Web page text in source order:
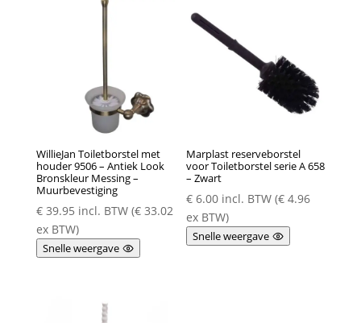
WillieJan Toiletborstel met
houder 9506 – Antiek Look
Bronskleur Messing –
Muurbevestiging
€39.95 incl. BTW (€33.02
ex BTW)
Snelle weergave
Marplast reserveborstel
voor Toiletborstel serie A 658
– Zwart
€ 6.00 incl. BTW (€ 4.96
ex BTW)
Snelle weergave